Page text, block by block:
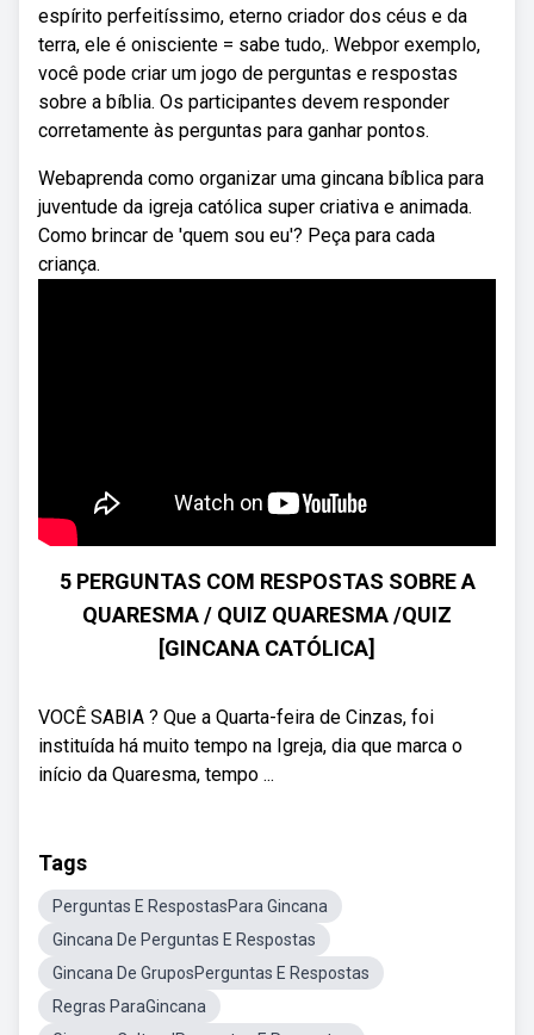
espírito perfeitíssimo, eterno criador dos céus e da
terra, ele é onisciente = sabe tudo,. Webpor exemplo,
você pode criar um jogo de perguntas e respostas
sobre a bíblia. Os participantes devem responder
corretamente às perguntas para ganhar pontos.
Webaprenda como organizar uma gincana bíblica para
juventude da igreja católica super criativa e animada.
Como brincar de 'quem sou eu'? Peça para cada
criança.
5 PERGUNTAS COM RESPOSTAS SOBRE A
QUARESMA / QUIZ QUARESMA /QUIZ
[GINCANA CATÓLICA]
VOCÊ SABIA ? Que a Quarta-feira de Cinzas, foi
instituída há muito tempo na Igreja, dia que marca o
início da Quaresma, tempo ...
Tags
Perguntas E RespostasPara Gincana
Gincana De Perguntas E Respostas
Gincana De GruposPerguntas E Respostas
Regras ParaGincana